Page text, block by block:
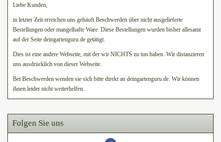
Liebe Kunden,
in letzter Zeit erreichen uns gehäuft Beschwerden über nicht ausgelieferte
Bestellungen oder mangelhafte Ware. Diese Bestellungen wurden bisher allesamt
auf der Seite deingartenguru.de getätigt.
Dies ist eine andere Webseite, mit der wir NICHTS zu tun haben. Wir distanzieren
uns ausdrücklich von dieser Webseite.
Bei Beschwerden wenden sie sich bitte direkt an deingartenguru.de. Wir können
ihnen leider nicht weiterhelfen.
Folgen Sie uns